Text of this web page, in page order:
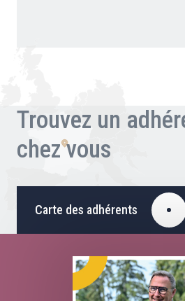
Trouvez un
chez vous
Carte des adhérents